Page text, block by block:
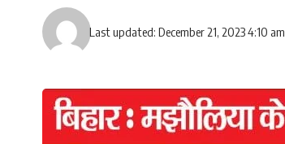
Last updated: December 21, 2023 4:10 am